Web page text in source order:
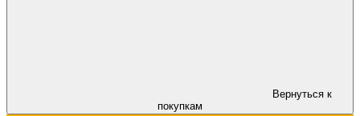
Вернуться к
покупкам